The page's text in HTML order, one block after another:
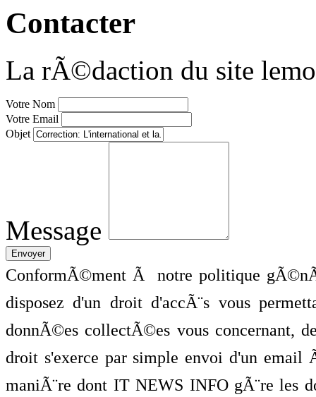
Contacter
La rÃ©daction du site
Votre Nom
Votre Email
Objet
Message
ConformÃ©ment Ã notre politique
disposez d'un droit d'accÃ¨s vous
donnÃ©es collectÃ©es vous concernant,
droit s'exerce par simple envoi d'un
maniÃ¨re dont IT NEWS INFO gÃ¨re les